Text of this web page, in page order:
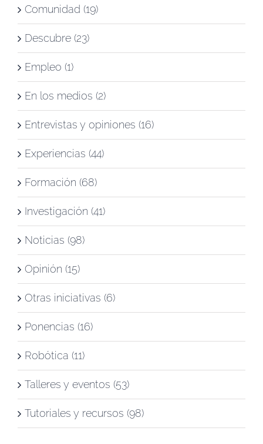
Comunidad (19)
Descubre (23)
Empleo (1)
En los medios (2)
Entrevistas y opiniones (16)
Experiencias (44)
Formación (68)
Investigación (41)
Noticias (98)
Opinión (15)
Otras iniciativas (6)
Ponencias (16)
Robótica (11)
Talleres y eventos (53)
Tutoriales y recursos (98)